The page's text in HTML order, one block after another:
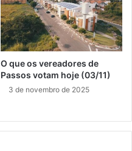
O que os vereadores de
Passos votam hoje (03/11)
3 de novembro de 2025